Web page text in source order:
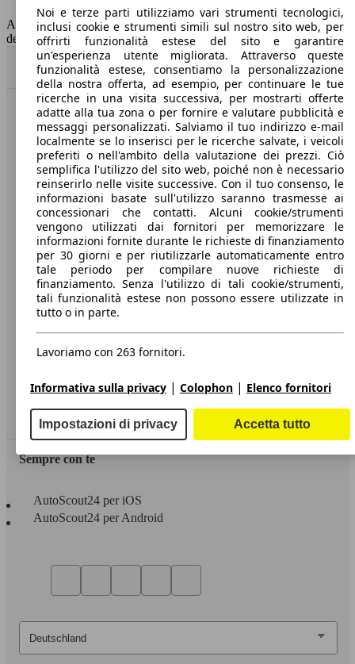
Capacità del serbatoio
-
AutoScout24 non si assume alcuna responsabilità per la correttezza
dei dati.
Torna su
Benvenuti su AutoScout24, il mercato auto europeo.
Società
A proposito di AutoScout24
Stampa
Media
Condizioni generali
Informazioni
Privacy
Dichiarazione di Accessibilità
Servizi
Area rivenditori
Sempre con te
AutoScout24 per iOS
AutoScout24 per Android
Noi e terze parti utilizziamo vari strumenti tecnologici,
inclusi cookie e strumenti simili sul nostro sito web, per
offrirti funzionalità estese del sito e garantire
un'esperienza utente migliorata. Attraverso queste
funzionalità estese, consentiamo la personalizzazione
della nostra offerta, ad esempio, per continuare le tue
ricerche in una visita successiva, per mostrarti offerte
adatte alla tua zona o per fornire e valutare pubblicità e
messaggi personalizzati. Salviamo il tuo indirizzo e-mail
localmente se lo inserisci per le ricerche salvate, i veicoli
preferiti o nell'ambito della valutazione dei prezzi. Ciò
semplifica l'utilizzo del sito web, poiché non è necessario
reinserirlo nelle visite successive. Con il tuo consenso, le
informazioni basate sull'utilizzo saranno trasmesse ai
concessionari che contatti. Alcuni cookie/strumenti
vengono utilizzati dai fornitori per memorizzare le
informazioni fornite durante le richieste di finanziamento
per 30 giorni e per riutilizzarle automaticamente entro
tale periodo per compilare nuove richieste di
finanziamento. Senza l'utilizzo di tali cookie/strumenti,
tali funzionalità estese non possono essere utilizzate in
tutto o in parte.
Lavoriamo con 263 fornitori.
Informativa sulla privacy | Colophon | Elenco fornitori
Impostazioni di privacy Accetta tutto